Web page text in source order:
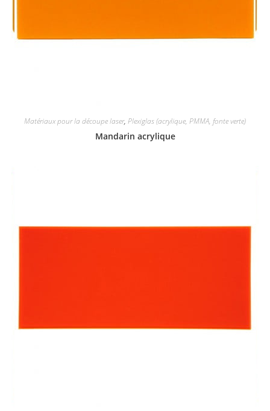
Matériaux pour la découpe laser, Plexiglas (acrylique, PMMA, fonte verte)
Mandarin acrylique